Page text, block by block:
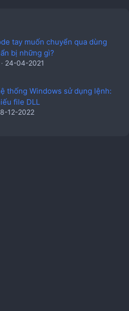
tay muốn chuyển qua dùng
bị những gì?
24-04-2021
thống Windows sử dụng lệnh:
file DLL
12-2022